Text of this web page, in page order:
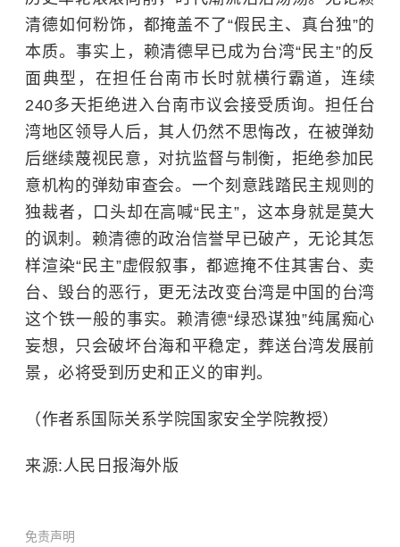
清德如何粉饰，都掩盖不了“假民主、真台独”的
本质。事实上，赖清德早已成为台湾“民主”的反
面典型，在担任台南市长时就横行霸道，连续
240多天拒绝进入台南市议会接受质询。担任台
湾地区领导人后，其人仍然不思悔改，在被弹劾
后继续蔑视民意，对抗监督与制衡，拒绝参加民
意机构的弹劾审查会。一个刻意践踏民主规则的
独裁者，口头却在高喊“民主”，这本身就是莫大
的讽刺。赖清德的政治信誉早已破产，无论其怎
样渲染“民主”虚假叙事，都遮掩不住其害台、卖
台、毁台的恶行，更无法改变台湾是中国的台湾
这个铁一般的事实。赖清德“绿恐谋独”纯属痴心
妄想，只会破坏台海和平稳定，葬送台湾发展前
景，必将受到历史和正义的审判。
（作者系国际关系学院国家安全学院教授）
来源:人民日报海外版
免责声明